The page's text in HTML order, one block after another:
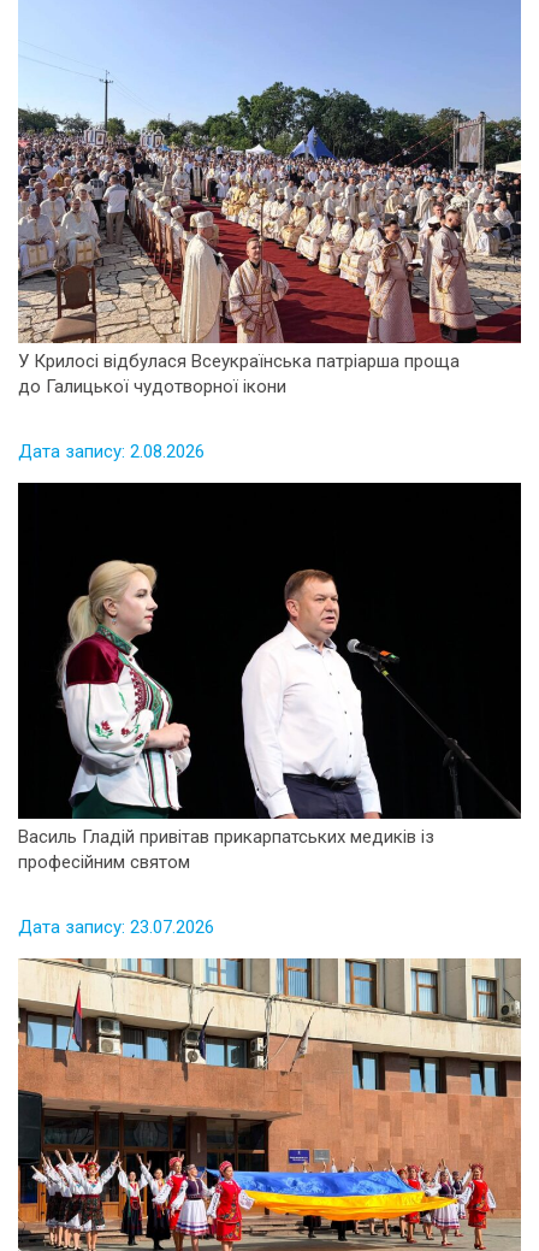
У Крилосі відбулася Всеукраїнська патріарша проща
до Галицької чудотворної ікони
Дата запису: 2.08.2026
Василь Гладій привітав прикарпатських медиків із
професійним святом
Дата запису: 23.07.2026